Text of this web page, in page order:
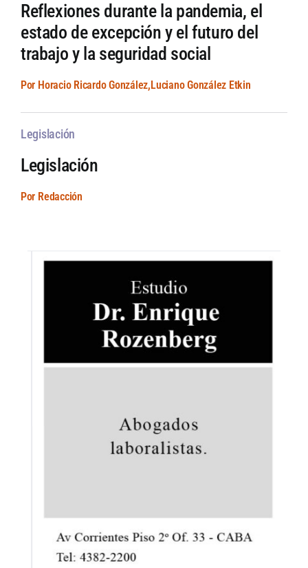
Reflexiones durante la pandemia, el
estado de excepción y el futuro del
trabajo y la seguridad social
Por Horacio Ricardo González,Luciano González Etkin
Legislación
Legislación
Por Redacción